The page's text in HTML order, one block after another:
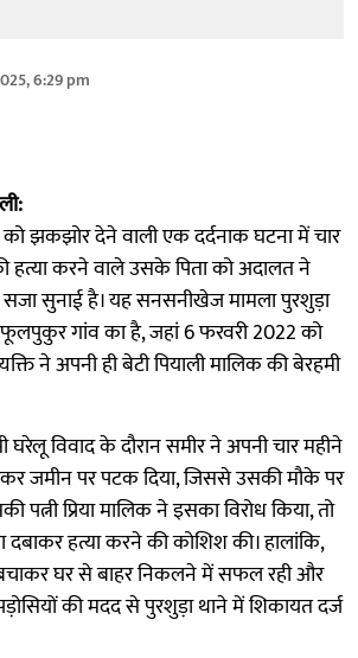
6:29 pm
झकझोर देने वाली एक दर्दनाक घटना में चार
हत्या करने वाले उसके पिता को अदालत ने
सुनाई है। यह सनसनीखेज मामला पुरशुड़ा
फूलपुकुर गांव का है, जहां 6 फरवरी 2022 को
ने अपनी ही बेटी पियाली मालिक की बेरहमी
विवाद के दौरान समीर ने अपनी चार महीने
जमीन पर पटक दिया, जिससे उसकी मौके पर
पत्नी प्रिया मालिक ने इसका विरोध किया, तो
हत्या करने की कोशिश की। हालांकि,
बचाकर घर से बाहर निकलने में सफल रही और
की मदद से पुरशुड़ा थाने में शिकायत दर्ज